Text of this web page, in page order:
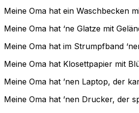
Meine Oma hat ein Waschbecken
Meine Oma hat ‘ne Glatze mit
Meine Oma hat im Strumpfband
Meine Oma hat Klosettpapier mit
Meine Oma hat ’nen Laptop, der
Meine Oma hat ’nen Drucker, der